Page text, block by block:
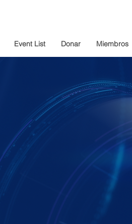
Event List Donar Miembros